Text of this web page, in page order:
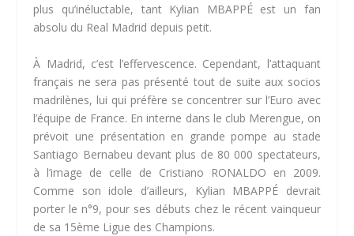
plus qu’inéluctable, tant Kylian MBAPPÉ est un fan
absolu du Real Madrid depuis petit.
À Madrid, c’est l’effervescence. Cependant, l’attaquant
français ne sera pas présenté tout de suite aux socios
madrilènes, lui qui préfère se concentrer sur l’Euro avec
l’équipe de France. En interne dans le club Merengue, on
prévoit une présentation en grande pompe au stade
Santiago Bernabeu devant plus de 80 000 spectateurs,
à l’image de celle de Cristiano RONALDO en 2009.
Comme son idole d’ailleurs, Kylian MBAPPÉ devrait
porter le n°9, pour ses débuts chez le récent vainqueur
de sa 15ème Ligue des Champions.